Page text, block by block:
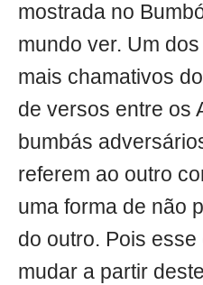
mostrada no
mundo ver. Um
mais chamativos
de versos entre os
bumbás
referem ao outro
uma forma de não
do outro. Pois
mudar a partir